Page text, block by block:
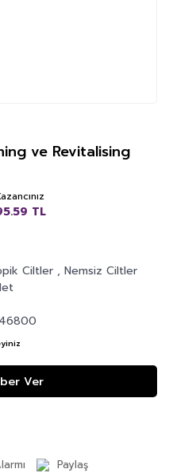
ve Revitalising
TL
Ciltler ,Nemsiz Ciltler
Ver
Paylaş